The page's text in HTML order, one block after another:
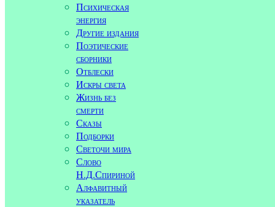
Психическая
энергия
Другие издания
Поэтические
сборники
Отблески
Искры света
Жизнь без
смерти
Сказы
Подборки
Светочи мира
Слово
Н.Д.Спириной
Алфавитный
указатель